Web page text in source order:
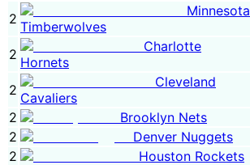
2
Minnesota
Timberwolves
2
Charlotte
Hornets
2
Cleveland
Cavaliers
2
Brooklyn Nets
2
Denver Nuggets
2
Houston Rockets